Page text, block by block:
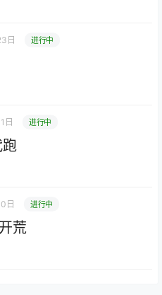
日 进行中
日 进行中
跑
日 进行中
荒